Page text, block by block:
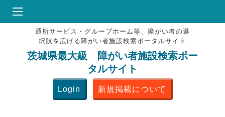
HOME
♥お気にりブックマーク
掲載会員MENU
よくある質問
通所サービス・グループホーム等、障がい者の選
択肢を広げる障がい者施設検索ポータルサイト
茨城県最大級 障がい者施設検索ポー
タルサイト
Login 新規掲載について